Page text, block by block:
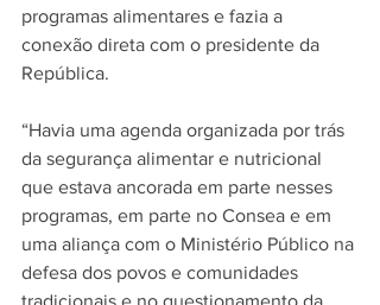
programas alimentares e fazia a
conexão direta com o presidente da
República.
“Havia uma agenda organizada por trás
da segurança alimentar e nutricional
que estava ancorada em parte nesses
programas, em parte no Consea e em
uma aliança com o Ministério Público na
defesa dos povos e comunidades